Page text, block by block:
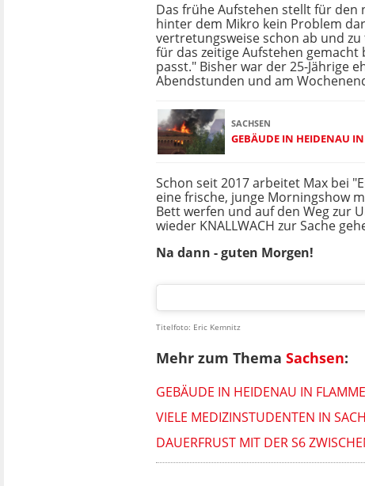
Das frühe Aufstehen stellt für den
hinter dem Mikro kein Problem
vertretungsweise schon ab und
für das zeitige Aufstehen gemacht
passt." Bisher war der 25-Jährige
Abendstunden und am
SACHSEN
GEBÄUDE IN HEIDENAU
Schon seit 2017 arbeitet Max bei
eine frische, junge Morningshow
Bett werfen und auf den Weg zur
wieder KNALLWACH zur Sache
Na dann - guten Morgen!
Titelfoto: Eric Kemnitz
Mehr zum Thema Sachsen:
GEBÄUDE IN HEIDENAU IN
VIELE MEDIZINSTUDENTEN IN
DAUERFRUST MIT DER S6